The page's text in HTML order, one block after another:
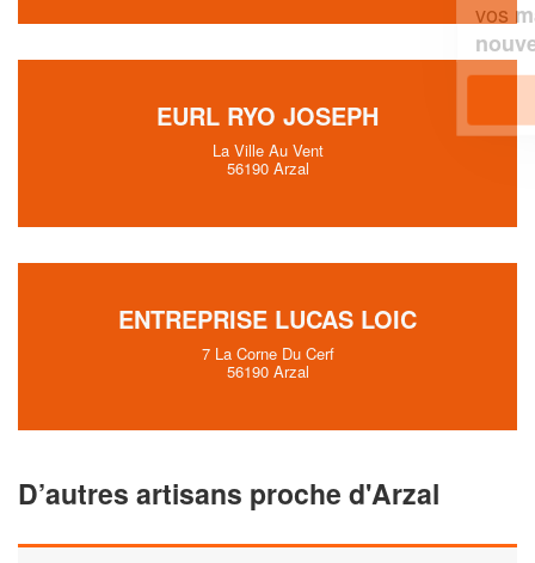
EURL RYO JOSEPH
La Ville Au Vent
56190 Arzal
ENTREPRISE LUCAS LOIC
7 La Corne Du Cerf
56190 Arzal
D’autres artisans proche d'Arzal
En savoir plus